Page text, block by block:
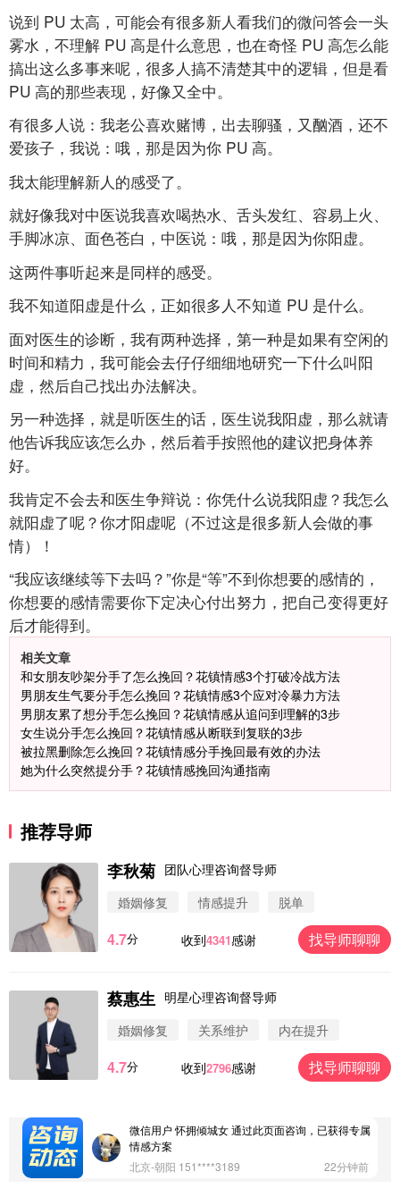
说到 PU 太高，可能会有很多新人看我们的微问答会一头
雾水，不理解 PU 高是什么意思，也在奇怪 PU 高怎么能
搞出这么多事来呢，很多人搞不清楚其中的逻辑，但是看
PU 高的那些表现，好像又全中。
有很多人说：我老公喜欢赌博，出去聊骚，又酗酒，还不
爱孩子，我说：哦，那是因为你 PU 高。
我太能理解新人的感受了。
就好像我对中医说我喜欢喝热水、舌头发红、容易上火、
手脚冰凉、面色苍白，中医说：哦，那是因为你阳虚。
这两件事听起来是同样的感受。
我不知道阳虚是什么，正如很多人不知道 PU 是什么。
面对医生的诊断，我有两种选择，第一种是如果有空闲的
时间和精力，我可能会去仔仔细细地研究一下什么叫阳
虚，然后自己找出办法解决。
另一种选择，就是听医生的话，医生说我阳虚，那么就请
他告诉我应该怎么办，然后着手按照他的建议把身体养
好。
我肯定不会去和医生争辩说：你凭什么说我阳虚？我怎么
就阳虚了呢？你才阳虚呢（不过这是很多新人会做的事
情）！
“我应该继续等下去吗？”你是“等”不到你想要的感情的，
你想要的感情需要你下定决心付出努力，把自己变得更好
后才能得到。
相关文章
和女朋友吵架分手了怎么挽回？花镇情感3个打破冷战方法
男朋友生气要分手怎么挽回？花镇情感3个应对冷暴力方法
男朋友累了想分手怎么挽回？花镇情感从追问到理解的3步
女生说分手怎么挽回？花镇情感从断联到复联的3步
被拉黑删除怎么挽回？花镇情感分手挽回最有效的办法
她为什么突然提分手？花镇情感挽回沟通指南
推荐导师
李秋菊 团队心理咨询督导师
婚姻修复
情感提升 脱单
4.7分 收到4341感谢 找导师聊聊
蔡惠生 明星心理咨询督导师
婚姻修复
关系维护 内在提升
4.7分 收到2796感谢 找导师聊聊
案
32分钟前
微信用户 Vnno 通过此页面咨询，已获得专属情感方
微信用户 大太阳 通过此页面咨询，已获得专属情感
方案
微信用户 安康 通过此页面咨询，已获得专属情感方
微信用户 怀拥倾城女 通过此页面咨询，已获得专属
情感方案
北京-朝阳 151****3189
22分钟前